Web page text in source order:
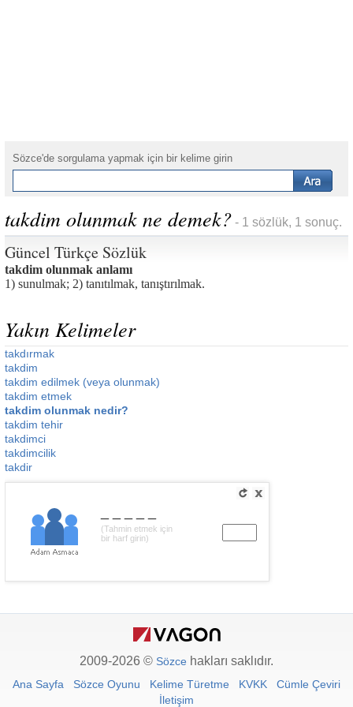
Sözce'de sorgulama yapmak için bir kelime girin
takdim olunmak ne demek? - 1 sözlük, 1 sonuç.
Güncel Türkçe Sözlük
takdim olunmak anlamı
1) sunulmak; 2) tanıtılmak, tanıştırılmak.
Yakın Kelimeler
takdırmak
takdim
takdim edilmek (veya olunmak)
takdim etmek
takdim olunmak nedir?
takdim tehir
takdimci
takdimcilik
takdir
(Tahmin etmek için
bir harf girin)
2009-2026 © Sözce hakları saklıdır.
Ana Sayfa Sözce Oyunu Kelime Türetme KVKK
Cümle Çeviri
İletişim